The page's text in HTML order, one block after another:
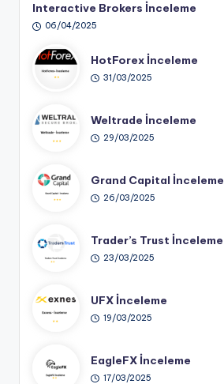
Interactive Brokers İnceleme
06/04/2025
HotForex İnceleme
31/03/2025
Weltrade İnceleme
29/03/2025
Grand Capital İnceleme
26/03/2025
Trader’s Trust İnceleme
23/03/2025
UFX İnceleme
19/03/2025
EagleFX İnceleme
17/03/2025